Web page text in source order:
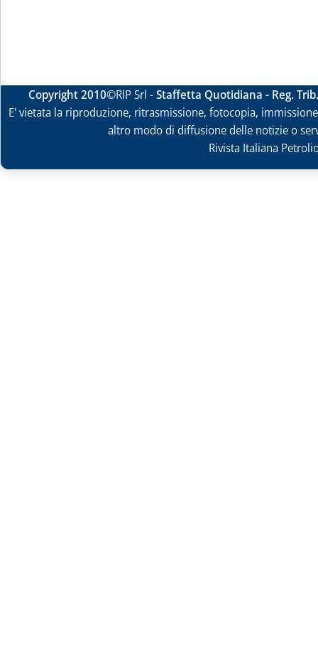
Copyright 2010©RIP Srl -Staffetta Quotidiana - Reg.
E' vietata la riproduzione, ritrasmissione, fotocopia,
altro modo di diffusione delle notizie o
Rivista Italiana